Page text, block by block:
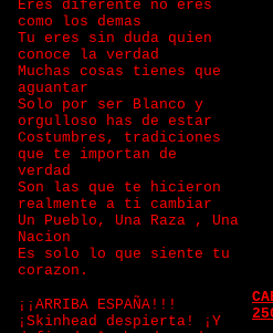
Eres diferente no eres
como los demas
Tu eres sin duda quien
conoce la verdad
Muchas cosas tienes que
aguantar
Solo por ser Blanco y
orgulloso has de estar
Costumbres, tradiciones
que te importan de
verdad
Son las que te hicieron
realmente a ti cambiar
Un Pueblo, Una Raza , Una
Nacion
Es solo lo que siente tu
corazon.
¡¡ARRIBA ESPAÑA!!!
¡Skinhead despierta! ¡Y